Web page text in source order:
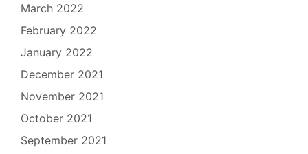
March 2022
February 2022
January 2022
December 2021
November 2021
October 2021
September 2021